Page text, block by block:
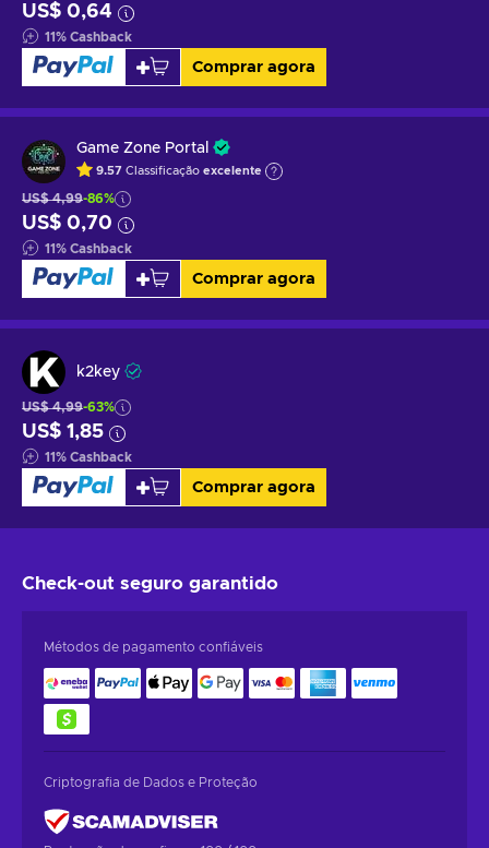
US$ 0,64
11% Cashback
Comprar agora
Game Zone Portal
9.57 Classificação excelente
US$ 4,99-86%
US$ 0,70
11% Cashback
Comprar agora
k2key
US$ 4,99-63%
US$ 1,85
11% Cashback
Comprar agora
Check-out seguro garantido
Métodos de pagamento confiáveis
Criptografia de Dados e Proteção